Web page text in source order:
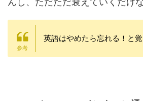
英語はやめたら忘れる！と